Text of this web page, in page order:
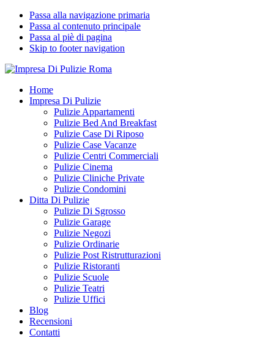
Passa alla navigazione primaria
Passa al contenuto principale
Passa al piè di pagina
Skip to footer navigation
Impresa Di Pulizie Roma
✅ Abitazioni e Attività Commerciali
Home
Impresa Di Pulizie
Pulizie Appartamenti
Pulizie Bed And Breakfast
Pulizie Case Di Riposo
Pulizie Case Vacanze
Pulizie Centri Commerciali
Pulizie Cinema
Pulizie Cliniche Private
Pulizie Condomini
Ditta Di Pulizie
Pulizie Di Sgrosso
Pulizie Garage
Pulizie Negozi
Pulizie Ordinarie
Pulizie Post Ristrutturazioni
Pulizie Ristoranti
Pulizie Scuole
Pulizie Teatri
Pulizie Uffici
Blog
Recensioni
Contatti